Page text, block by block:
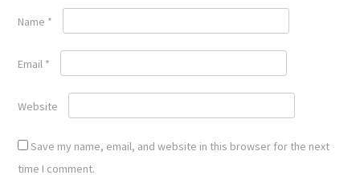
Name *
Email *
Website
Save my name, email, and website in this browser for the next
time I comment.